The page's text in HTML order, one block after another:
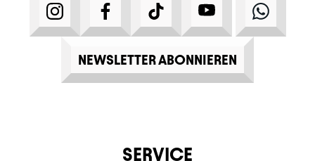
INSTAGRAMFACEBOOKTIKTOK YOUTUBE
NEWSLETTER ABONNIEREN
SERVICE